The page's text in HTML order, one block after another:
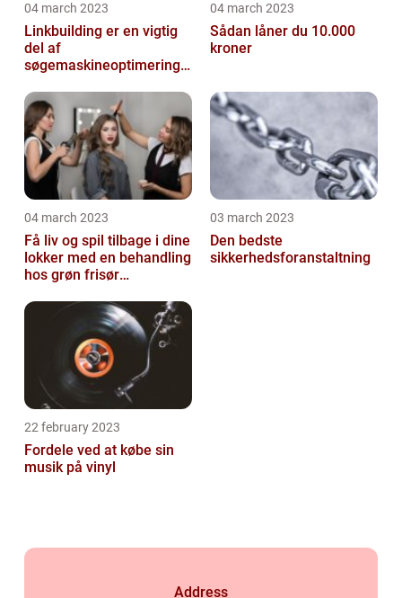
04 march 2023
Linkbuilding er en vigtig
del af
søgemaskineoptimeringe
04 march 2023
Sådan låner du 10.000
kroner
04 march 2023
Få liv og spil tilbage i dine
lokker med en behandling
hos grøn frisør
03 march 2023
Den bedste
sikkerhedsforanstaltning
22 february 2023
Fordele ved at købe sin
musik på vinyl
Address